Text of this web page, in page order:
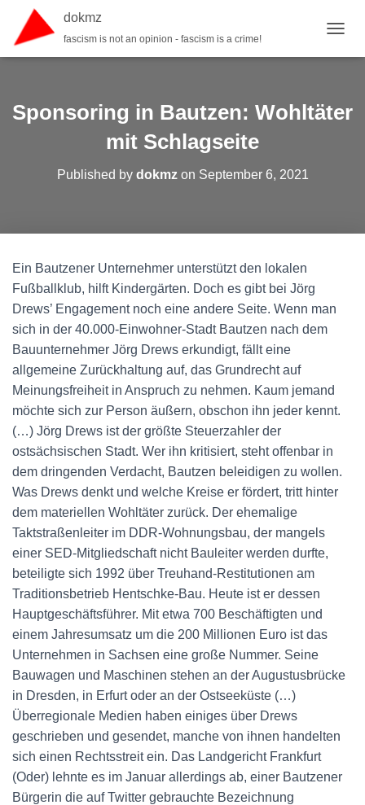
dokmz
fascism is not an opinion - fascism is a crime!
Sponsoring in Bautzen: Wohltäter
mit Schlagseite
Published by dokmzon September 6, 2021
Ein Bautzener Unternehmer unterstützt den lokalen
Fußballklub, hilft Kindergärten. Doch es gibt bei Jörg
Drews’ Engagement noch eine andere Seite. Wenn man
sich in der 40.000-Einwohner-Stadt Bautzen nach dem
Bauunternehmer Jörg Drews erkundigt, fällt eine
allgemeine Zurückhaltung auf, das Grundrecht auf
Meinungsfreiheit in Anspruch zu nehmen. Kaum jemand
möchte sich zur Person äußern, obschon ihn jeder kennt.
(…) Jörg Drews ist der größte Steuerzahler der
ostsächsischen Stadt. Wer ihn kritisiert, steht offenbar in
dem dringenden Verdacht, Bautzen beleidigen zu wollen.
Was Drews denkt und welche Kreise er fördert, tritt hinter
dem materiellen Wohltäter zurück. Der ehemalige
Taktstraßenleiter im DDR-Wohnungsbau, der mangels
einer SED-Mitgliedschaft nicht Bauleiter werden durfte,
beteiligte sich 1992 über Treuhand-Restitutionen am
Traditionsbetrieb Hentschke-Bau. Heute ist er dessen
Hauptgeschäftsführer. Mit etwa 700 Beschäftigten und
einem Jahresumsatz um die 200 Millionen Euro ist das
Unternehmen in Sachsen eine große Nummer. Seine
Bauwagen und Maschinen stehen an der Augustusbrücke
in Dresden, in Erfurt oder an der Ostseeküste (…)
Überregionale Medien haben einiges über Drews
geschrieben und gesendet, manche von ihnen handelten
sich einen Rechtsstreit ein. Das Landgericht Frankfurt
(Oder) lehnte es im Januar allerdings ab, einer Bautzener
Bürgerin die auf Twitter gebrauchte Bezeichnung